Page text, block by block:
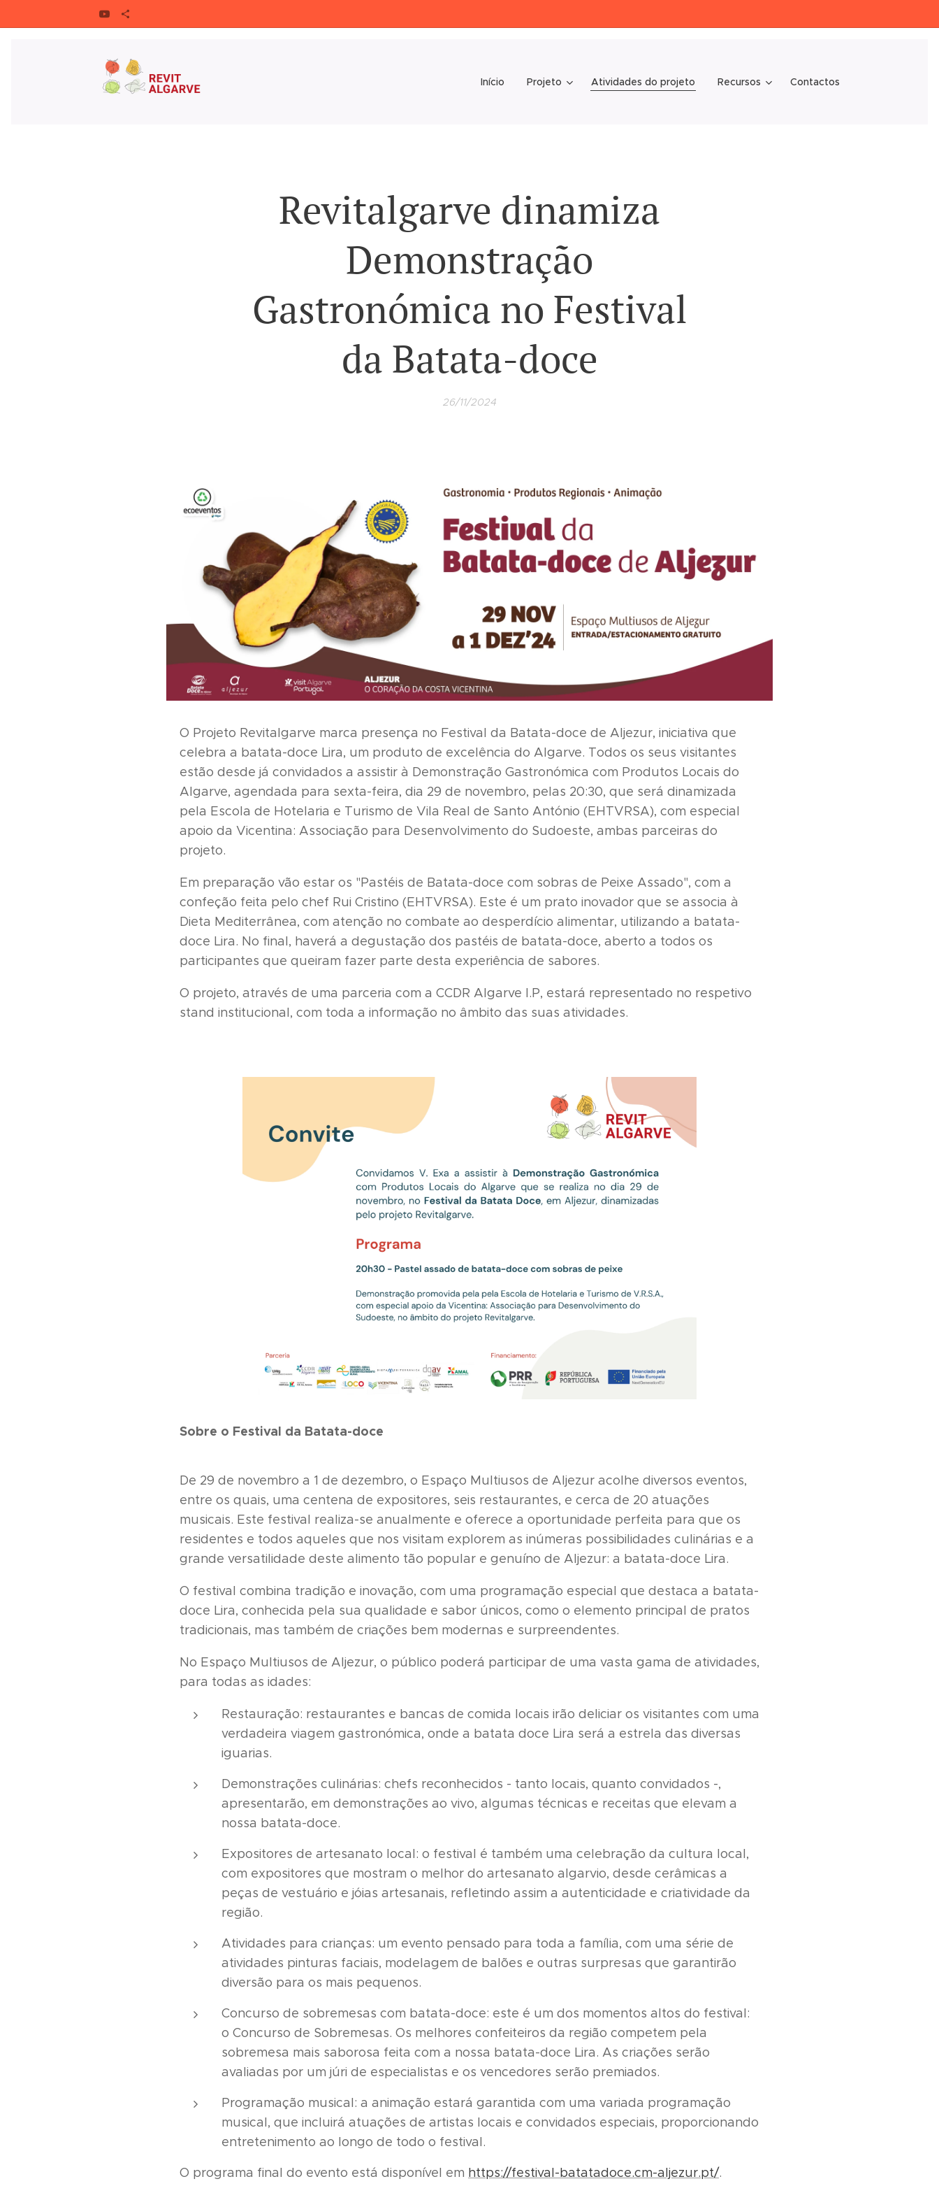
Início Projeto Atividades do projeto Recursos Contactos
Revitalgarve dinamiza
Demonstração
Gastronómica no Festival
da Batata-doce
26/11/2024
O Projeto Revitalgarve marca presença no Festival da Batata-doce de Aljezur, iniciativa que
celebra a batata-doce Lira, um produto de excelência do Algarve. Todos os seus visitantes
estão desde já convidados a assistir à Demonstração Gastronómica com Produtos Locais do
Algarve, agendada para sexta-feira, dia 29 de novembro, pelas 20:30, que será dinamizada
pela Escola de Hotelaria e Turismo de Vila Real de Santo António (EHTVRSA), com especial
apoio da Vicentina: Associação para Desenvolvimento do Sudoeste, ambas parceiras do
projeto.
Em preparação vão estar os "Pastéis de Batata-doce com sobras de Peixe Assado", com a
confeção feita pelo chef Rui Cristino (EHTVRSA). Este é um prato inovador que se associa à
Dieta Mediterrânea, com atenção no combate ao desperdício alimentar, utilizando a batata-
doce Lira. No final, haverá a degustação dos pastéis de batata-doce, aberto a todos os
participantes que queiram fazer parte desta experiência de sabores.
O projeto, através de uma parceria com a CCDR Algarve I.P, estará representado no respetivo
stand institucional, com toda a informação no âmbito das suas atividades.
Sobre o Festival da Batata-doce
De 29 de novembro a 1 de dezembro, o Espaço Multiusos de Aljezur acolhe diversos eventos,
entre os quais, uma centena de expositores, seis restaurantes, e cerca de 20 atuações
musicais. Este festival realiza-se anualmente e oferece a oportunidade perfeita para que os
residentes e todos aqueles que nos visitam explorem as inúmeras possibilidades culinárias e a
grande versatilidade deste alimento tão popular e genuíno de Aljezur: a batata-doce Lira.
O festival combina tradição e inovação, com uma programação especial que destaca a batata-
doce Lira, conhecida pela sua qualidade e sabor únicos, como o elemento principal de pratos
tradicionais, mas também de criações bem modernas e surpreendentes.
No Espaço Multiusos de Aljezur, o público poderá participar de uma vasta gama de atividades,
para todas as idades:
Restauração: restaurantes e bancas de comida locais irão deliciar os visitantes com uma
verdadeira viagem gastronómica, onde a batata doce Lira será a estrela das diversas
iguarias.
Demonstrações culinárias: chefs reconhecidos - tanto locais, quanto convidados -,
apresentarão, em demonstrações ao vivo, algumas técnicas e receitas que elevam a
nossa batata-doce.
Expositores de artesanato local: o festival é também uma celebração da cultura local,
com expositores que mostram o melhor do artesanato algarvio, desde cerâmicas a
peças de vestuário e jóias artesanais, refletindo assim a autenticidade e criatividade da
região.
Atividades para crianças: um evento pensado para toda a família, com uma série de
atividades pinturas faciais, modelagem de balões e outras surpresas que garantirão
diversão para os mais pequenos.
Concurso de sobremesas com batata-doce: este é um dos momentos altos do festival:
o Concurso de Sobremesas. Os melhores confeiteiros da região competem pela
sobremesa mais saborosa feita com a nossa batata-doce Lira. As criações serão
avaliadas por um júri de especialistas e os vencedores serão premiados.
Programação musical: a animação estará garantida com uma variada programação
musical, que incluirá atuações de artistas locais e convidados especiais, proporcionando
entretenimento ao longo de todo o festival.
O programa final do evento está disponível em https://festival-batatadoce.cm-aljezur.pt/.